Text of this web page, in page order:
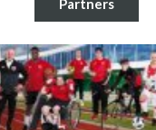
Partners